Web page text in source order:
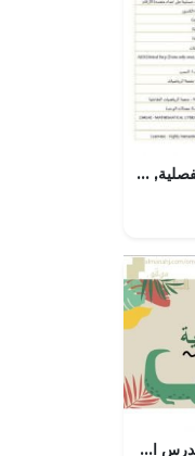
التوزيع الزمني للخطة الفصلية, (رياضيات) السادس
ملخص مختصر وأسئلة لدرس الأقاليم المناخية (اجتماعيات) الثامن